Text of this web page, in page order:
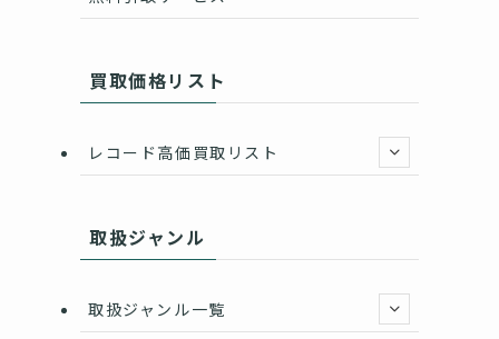
買取価格リスト
レコード高価買取リスト
取扱ジャンル
取扱ジャンル一覧